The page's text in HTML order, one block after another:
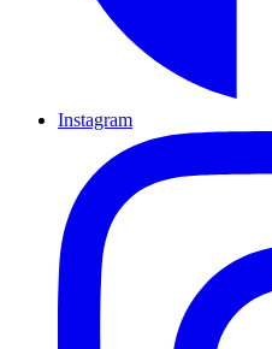
Instagram